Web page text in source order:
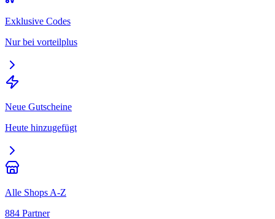
Exklusive Codes
Nur bei vorteilplus
Neue Gutscheine
Heute hinzugefügt
Alle Shops A-Z
884 Partner